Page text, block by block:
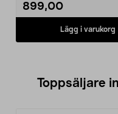
899,00
Lägg i varukorg
Toppsäljare